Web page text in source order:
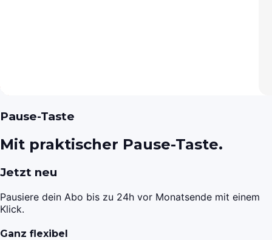
Pause-Taste​​
Mit praktischer Pause-Taste.
Jetzt neu
Pausiere dein Abo bis zu 24h vor Monatsende mit einem
Klick.
Ganz flexibel